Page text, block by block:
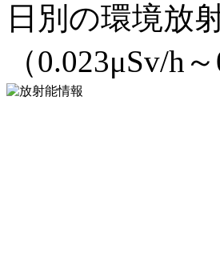
日別の環境放
（0.023μSv/h